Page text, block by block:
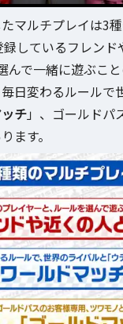
マルチプレイは3
しているフレンド
んで一緒に遊ぶこ
毎日変わるルールで
チ」、ゴールドパ
ます。